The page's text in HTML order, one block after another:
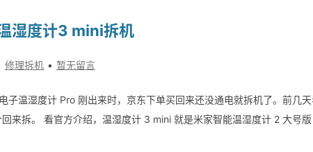
湿度计3 mini拆机
修理拆机 暂无留言
子温湿度计 Pro 刚出来时，京东下单买回来还没通电就拆机了。前几
来拆。 看官方介绍，温湿度计 3 mini 就是米家智能温湿度计 2 大号